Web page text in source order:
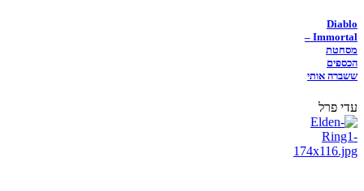
Diablo
Immortal –
מסחטת
הכספים
ששברה אותי
עדי פרל